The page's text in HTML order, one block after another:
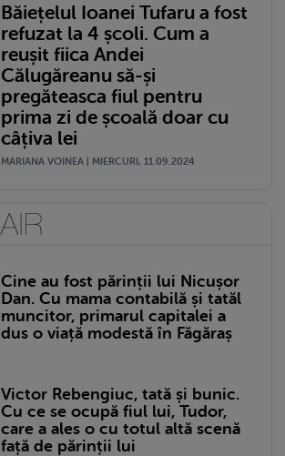
Băiețelul Ioanei Tufaru a fost
refuzat la 4 școli. Cum a
reușit fiica Andei
Călugăreanu să-și
pregăteasca fiul pentru
prima zi de școală doar cu
câțiva lei
MARIANA VOINEA | MIERCURI, 11.09.2024
Cine au fost părinții lui Nicușor
Dan. Cu mama contabilă și tatăl
muncitor, primarul capitalei a
dus o viață modestă în Făgăraș
Victor Rebengiuc, tată și bunic.
Cu ce se ocupă fiul lui, Tudor,
care a ales o cu totul altă scenă
față de părinții lui